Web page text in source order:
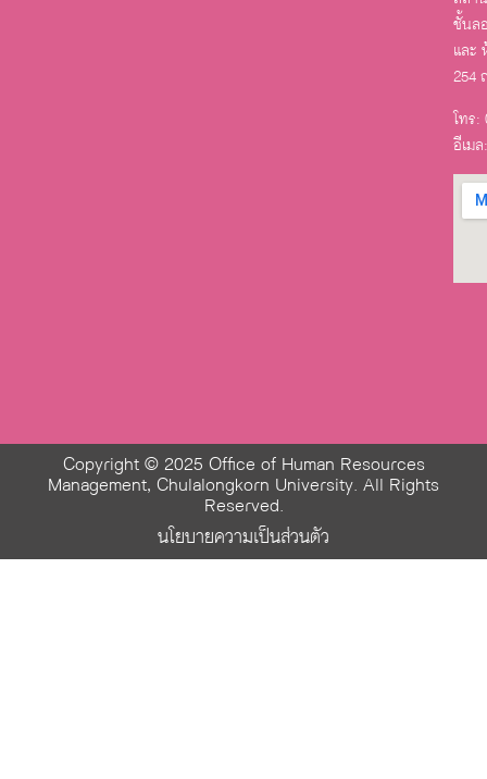
ชั้นล
และ
254
โทร:
อีเม
Copyright © 2025 Office of Human Resources
Management, Chulalongkorn University. All Rights
Reserved.
นโยบายความเป็นส่วนตัว